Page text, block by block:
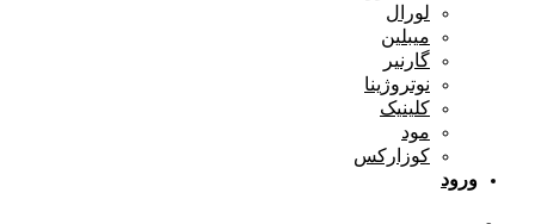
لورال
میبلین
گارنیر
نوتروژینا
کلینیک
مود
کوزارکس
ورود